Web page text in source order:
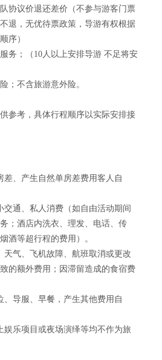
协议价退还差价（不参与游客门票
退，无优待票政策，导游有权根据
序）
务；（10人以上安排导游 不足将安
；不含旅游意外险。
参考，具体行程顺序以实际安排接
差、产生自然单房差费用客人自
交通、私人消费（如自由活动期间
；酒店内洗衣、理发、电话、传
酒等超行程的费用）。
天气、飞机故障、航班取消或更改
的额外费用；因滞留造成的食宿费
、导服、早餐，产生其他费用自
娱乐项目或夜场演绎等均不作为旅